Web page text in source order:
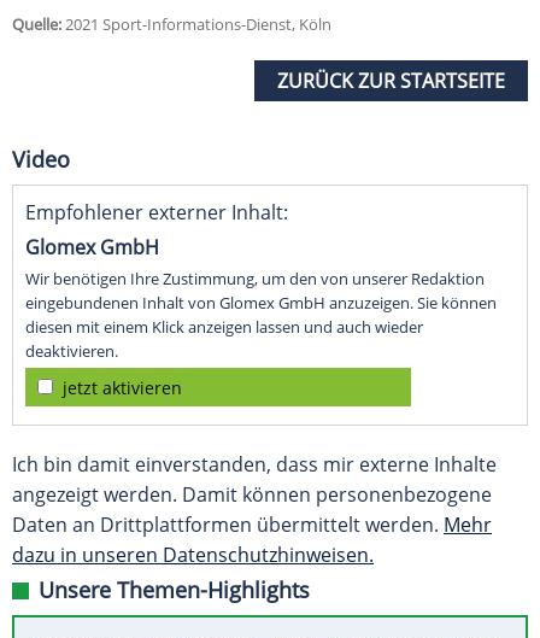
Quelle:2021 Sport-Informations-Dienst, Köln
ZURÜCK ZUR STARTSEITE
Video
Empfohlener externer Inhalt:
Glomex GmbH
Wir benötigen Ihre Zustimmung, um den von unserer Redaktion
eingebundenen Inhalt von Glomex GmbH anzuzeigen. Sie können
diesen mit einem Klick anzeigen lassen und auch wieder
deaktivieren.
jetzt aktivieren
Ich bin damit einverstanden, dass mir externe Inhalte
angezeigt werden. Damit können personenbezogene
Daten an Drittplattformen übermittelt werden. Mehr
dazu in unseren Datenschutzhinweisen.
Unsere Themen-Highlights